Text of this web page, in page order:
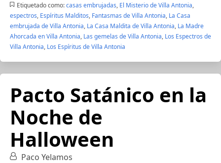
Etiquetado como: casas embrujadas, El Misterio de Villa Antonia,
espectros, Espíritus Malditos, Fantasmas de Villa Antonia, La Casa
embrujada de Villa Antonia, La Casa Maldita de Villa Antonia, La Madre
Ahorcada en Villa Antonia, Las gemelas de Villa Antonia, Los Espectros de
Villa Antonia, Los Espíritus de Villa Antonia
Pacto Satánico en la
Noche de
Halloween
Paco Yelamos